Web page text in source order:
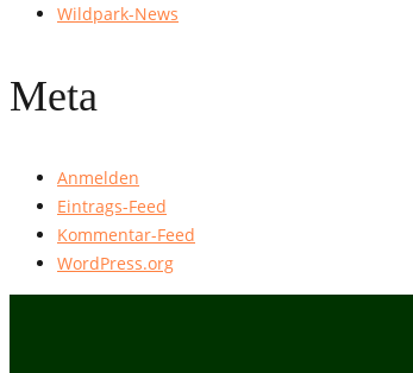
Wildpark-News
Meta
Anmelden
Eintrags-Feed
Kommentar-Feed
WordPress.org